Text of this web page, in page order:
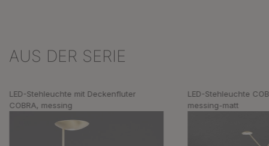
Produktgalerie überspringen
AUS DER SERIE
LED-Stehleuchte mit Deckenfluter
COBRA, messing
LED-Stehleuchte
messing-matt